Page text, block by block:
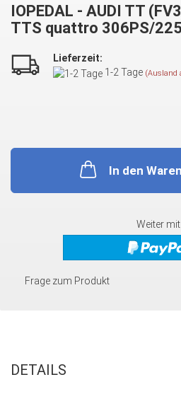
IOPEDAL - AUDI TT
TTS quattro 306PS/
Lieferzeit:
1-2 Tage (Ausland
In den
Weiter mit
Frage zum Produkt
DETAILS